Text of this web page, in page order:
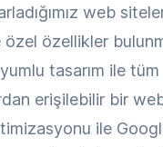
web
özellikler
tasarım ile tüm
erişilebilir bir
ile